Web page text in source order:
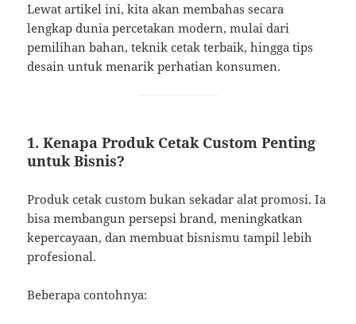
Lewat artikel ini, kita akan membahas secara
lengkap dunia percetakan modern, mulai dari
pemilihan bahan, teknik cetak terbaik, hingga tips
desain untuk menarik perhatian konsumen.
1. Kenapa Produk Cetak Custom Penting
untuk Bisnis?
Produk cetak custom bukan sekadar alat promosi. Ia
bisa membangun persepsi brand, meningkatkan
kepercayaan, dan membuat bisnismu tampil lebih
profesional.
Beberapa contohnya: